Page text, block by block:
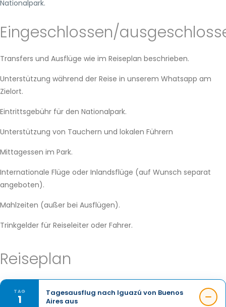
Nationalpark.
Eingeschlossen/
Transfers und Ausflüge wie im Reiseplan beschrieben.
Unterstützung während der Reise in unserem Whatsapp am
Zielort.
Eintrittsgebühr für den Nationalpark.
Unterstützung von Tauchern und lokalen Führern
Mittagessen im Park.
Internationale Flüge oder Inlandsflüge (auf Wunsch separat
angeboten).
Mahlzeiten (außer bei Ausflügen).
Trinkgelder für Reiseleiter oder Fahrer.
Reiseplan
TAG
1
Tagesausflug nach Iguazú von Buenos
Aires aus